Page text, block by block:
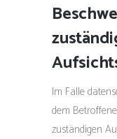
Im Falle
dem
zuständigen